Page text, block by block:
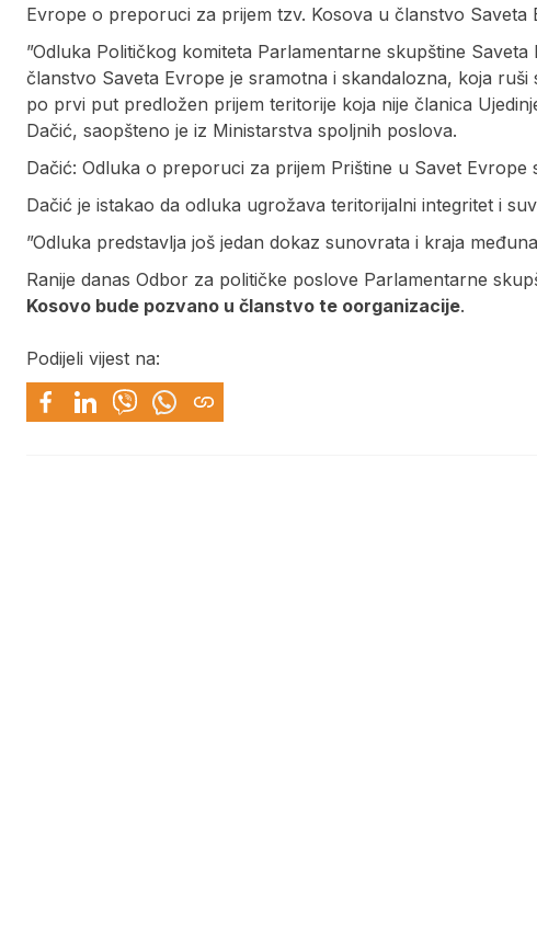
Evrope o preporuci za prijem tzv. Kosova u članstvo Saveta
”Odluka Političkog komiteta Parlamentarne skupštine
članstvo Saveta Evrope je sramotna i skandalozna, koja
po prvi put predložen prijem teritorije koja nije članica
Dačić, saopšteno je iz Ministarstva spoljnih poslova.
Dačić: Odluka o preporuci za prijem Prištine u Savet Evrope
Dačić je istakao da odluka ugrožava teritorijalni integritet i
”Odluka predstavlja još jedan dokaz sunovrata i kraja
Ranije danas Odbor za političke poslove Parlamentarne
Kosovo bude pozvano u članstvo te oorganizacije.
Podijeli vijest na: